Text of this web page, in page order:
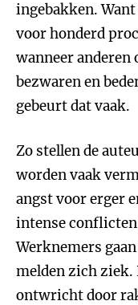
ingebakken.
voor honderd
wanneer anderen
bezwaren en
gebeurt dat vaak.
Zo stellen de
worden vaak
angst voor erger
intense
Werknemers
melden zich ziek.
ontwricht door